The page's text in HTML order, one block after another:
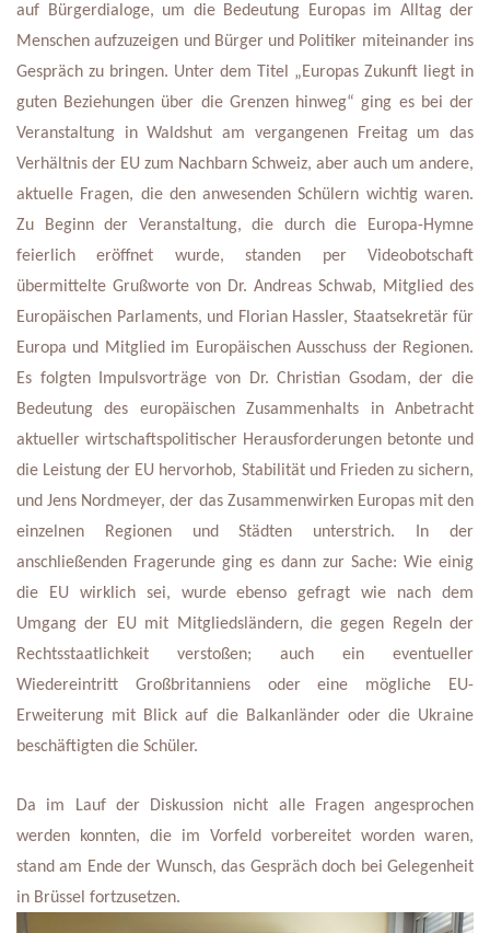
auf Bürgerdialoge, um die Bedeutung Europas im Alltag der
Menschen aufzuzeigen und Bürger und Politiker miteinander ins
Gespräch zu bringen. Unter dem Titel „Europas Zukunft liegt in
guten Beziehungen über die Grenzen hinweg“ ging es bei der
Veranstaltung in Waldshut am vergangenen Freitag um das
Verhältnis der EU zum Nachbarn Schweiz, aber auch um andere,
aktuelle Fragen, die den anwesenden Schülern wichtig waren.
Zu Beginn der Veranstaltung, die durch die Europa-Hymne
feierlich eröffnet wurde, standen per Videobotschaft
übermittelte Grußworte von Dr. Andreas Schwab, Mitglied des
Europäischen Parlaments, und Florian Hassler, Staatsekretär für
Europa und Mitglied im Europäischen Ausschuss der Regionen.
Es folgten Impulsvorträge von Dr. Christian Gsodam, der die
Bedeutung des europäischen Zusammenhalts in Anbetracht
aktueller wirtschaftspolitischer Herausforderungen betonte und
die Leistung der EU hervorhob, Stabilität und Frieden zu sichern,
und Jens Nordmeyer, der das Zusammenwirken Europas mit den
einzelnen Regionen und Städten unterstrich. In der
anschließenden Fragerunde ging es dann zur Sache: Wie einig
die EU wirklich sei, wurde ebenso gefragt wie nach dem
Umgang der EU mit Mitgliedsländern, die gegen Regeln der
Rechtsstaatlichkeit verstoßen; auch ein eventueller
Wiedereintritt Großbritanniens oder eine mögliche EU-
Erweiterung mit Blick auf die Balkanländer oder die Ukraine
beschäftigten die Schüler.
Da im Lauf der Diskussion nicht alle Fragen angesprochen
werden konnten, die im Vorfeld vorbereitet worden waren,
stand am Ende der Wunsch, das Gespräch doch bei Gelegenheit
in Brüssel fortzusetzen.